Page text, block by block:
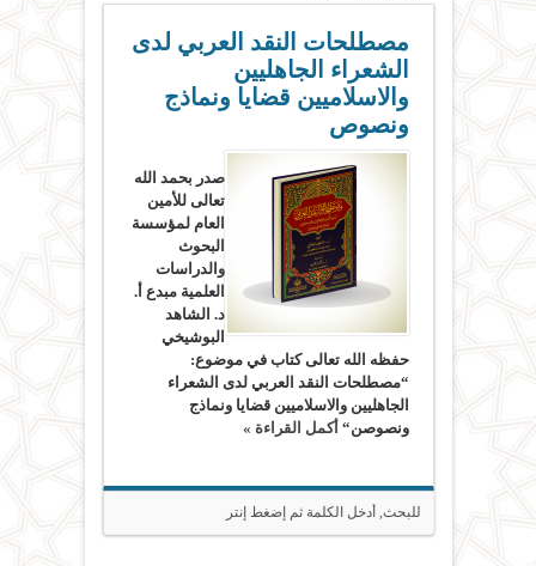
مصطلحات النقد العربي لدى
الشعراء الجاهليين
والاسلاميين قضايا ونماذج
ونصوص
صدر بحمد الله
تعالى للأمين
العام لمؤسسة
البحوث
والدراسات
العلمية مبدع أ.
د. الشاهد
البوشيخي
حفظه الله تعالى كتاب في موضوع:
“مصطلحات النقد العربي لدى الشعراء
الجاهليين والاسلاميين قضايا ونماذج
ونصوصن“ أكمل القراءة »